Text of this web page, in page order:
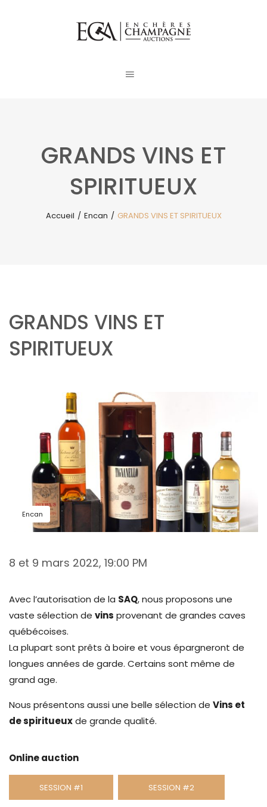
GRANDS VINS ET
SPIRITUEUX
Accueil / Encan / GRANDS VINS ET SPIRITUEUX
GRANDS VINS ET
SPIRITUEUX
Encan
8 et 9 mars 2022, 19:00 PM
Avec l’autorisation de la SAQ, nous proposons une
vaste sélection de vins provenant de grandes caves
québécoises.
La plupart sont prêts à boire et vous épargneront de
longues années de garde. Certains sont même de
grand age.
Nous présentons aussi une belle sélection de Vins et
de spiritueuxde grande qualité.
Online auction
SESSION #1 SESSION #2